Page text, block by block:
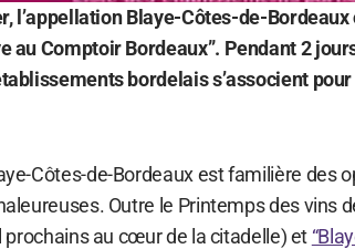
l’appellation Blaye-Côtes-de-
au Comptoir Bordeaux”. Pendant 2
bordelais s’associent
Côtes-de-Bordeaux est familière des
Outre le Printemps des vins
prochains au cœur de la citadelle) et